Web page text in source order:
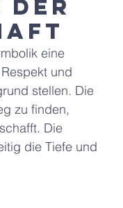
der
eine
und
stellen. Die
zu finden,
Die
die Tiefe und